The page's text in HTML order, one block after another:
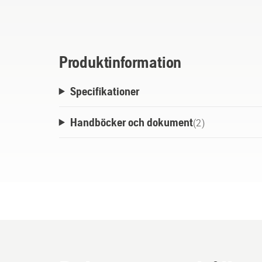
Produktinformation
Specifikationer
Handböcker och dokument(2)